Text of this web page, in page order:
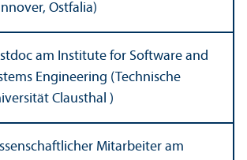
Ostfalia)
am Institute for Software and
Engineering (Technische
Clausthal )
Mitarbeiter am